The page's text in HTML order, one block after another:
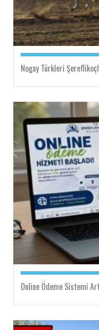
Nogay Türkleri
Online Ödeme Sistemi